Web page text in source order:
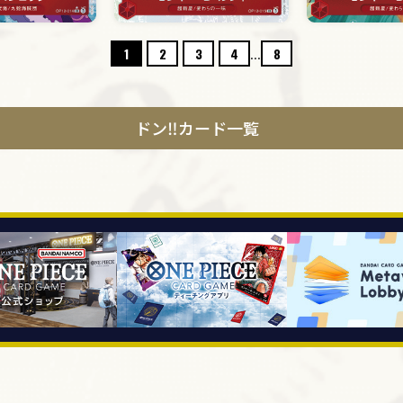
1 2 3 4 ... 8
ドン‼カード一覧